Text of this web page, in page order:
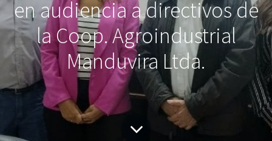
en audiencia a directivos de
la Coop. Agroindustrial
Manduvira Ltda.